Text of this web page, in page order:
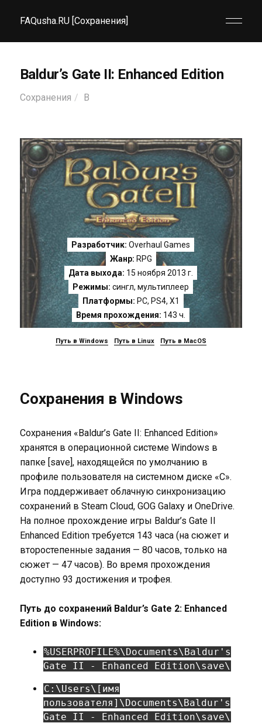
FAQusha.RU [Сохранения]
Baldur’s Gate II: Enhanced Edition
Сохранения B
Разработчик: Overhaul Games
Жанр: RPG
Дата выхода: 15 ноября 2013 г.
Режимы: сингл, мультиплеер
Платформы: PC, PS4, X1
Время прохождения: 143 ч.
Путь в Windows Путь в Linux Путь в MacOS
Сохранения в Windows
Сохранения «Baldur’s Gate II: Enhanced Edition»
хранятся в операционной системе Windows в
папке [save], находящейся по умолчанию в
профиле пользователя на системном диске «C».
Игра поддерживает облачную синхронизацию
сохранений в Steam Cloud, GOG Galaxy и OneDrive.
На полное прохождение игры Baldur’s Gate II
Enhanced Edition требуется 143 часа (на сюжет и
второстепенные задания — 80 часов, только на
сюжет — 47 часов). Во время прохождения
доступно 93 достижения и трофея.
Путь до сохранений Baldur’s Gate 2: Enhanced
Edition в Windows:
%USERPROFILE%\Documents\Baldur's
Gate II - Enhanced Edition\save\
C:\Users\[имя
пользователя]\Documents\Baldur's
Gate II - Enhanced Edition\save\